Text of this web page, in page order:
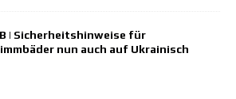
| Sicherheitshinweise für
nun auch auf Ukrainisch